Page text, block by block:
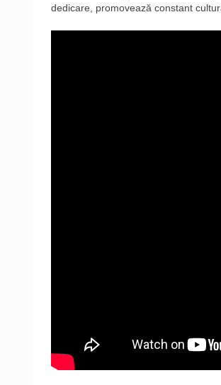
dedicare, promovează constant